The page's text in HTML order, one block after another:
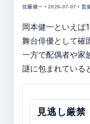
佐藤健一 • 2026-07-07 • 監
岡本健一といえば
舞台俳優として確
一方で配偶者や家
謎に包まれている
見逃し厳禁